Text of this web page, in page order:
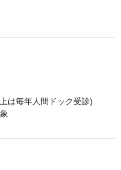
は毎年人間ドック受診)